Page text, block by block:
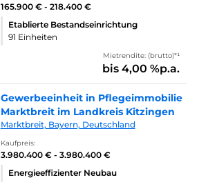
165.900 € - 218.400 €
Etablierte Bestandseinrichtung
91 Einheiten
Mietrendite: (brutto)*¹
bis 4,00 %p.a.
Gewerbeeinheit in Pflegeimmobilie
Marktbreit im Landkreis Kitzingen
Marktbreit, Bayern, Deutschland
Kaufpreis:
3.980.400 € - 3.980.400 €
Energieeffizienter Neubau